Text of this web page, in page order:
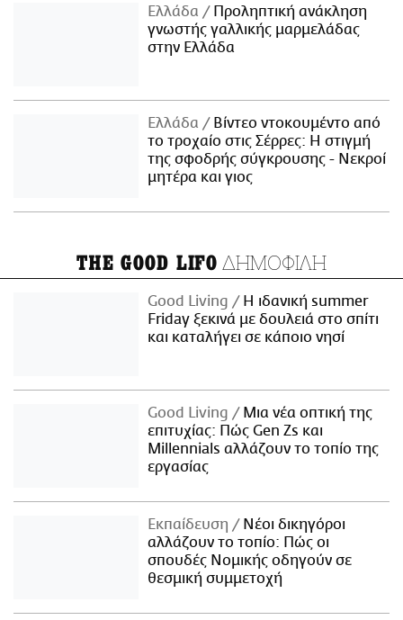
Ελλάδα
Προληπτική ανάκληση
γνωστής γαλλικής μαρμελάδας
στην Ελλάδα
Ελλάδα
Βίντεο ντοκουμέντο από
το τροχαίο στις Σέρρες: Η στιγμή
της σφοδρής σύγκρουσης - Νεκροί
μητέρα και γιος
THE GOOD LIFO ΔΗΜΟΦΙΛΗ
Good Living
Η ιδανική summer
Friday ξεκινά με δουλειά στο σπίτι
και καταλήγει σε κάποιο νησί
Good Living
Μια νέα οπτική της
επιτυχίας: Πώς Gen Zs και
Millennials αλλάζουν το τοπίο της
εργασίας
Εκπαίδευση
Νέοι δικηγόροι
αλλάζουν το τοπίο: Πώς οι
σπουδές Νομικής οδηγούν σε
θεσμική συμμετοχή